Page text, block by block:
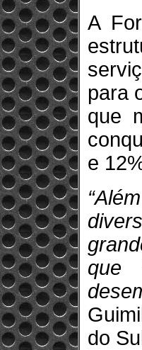
A
para
que
e
que
do